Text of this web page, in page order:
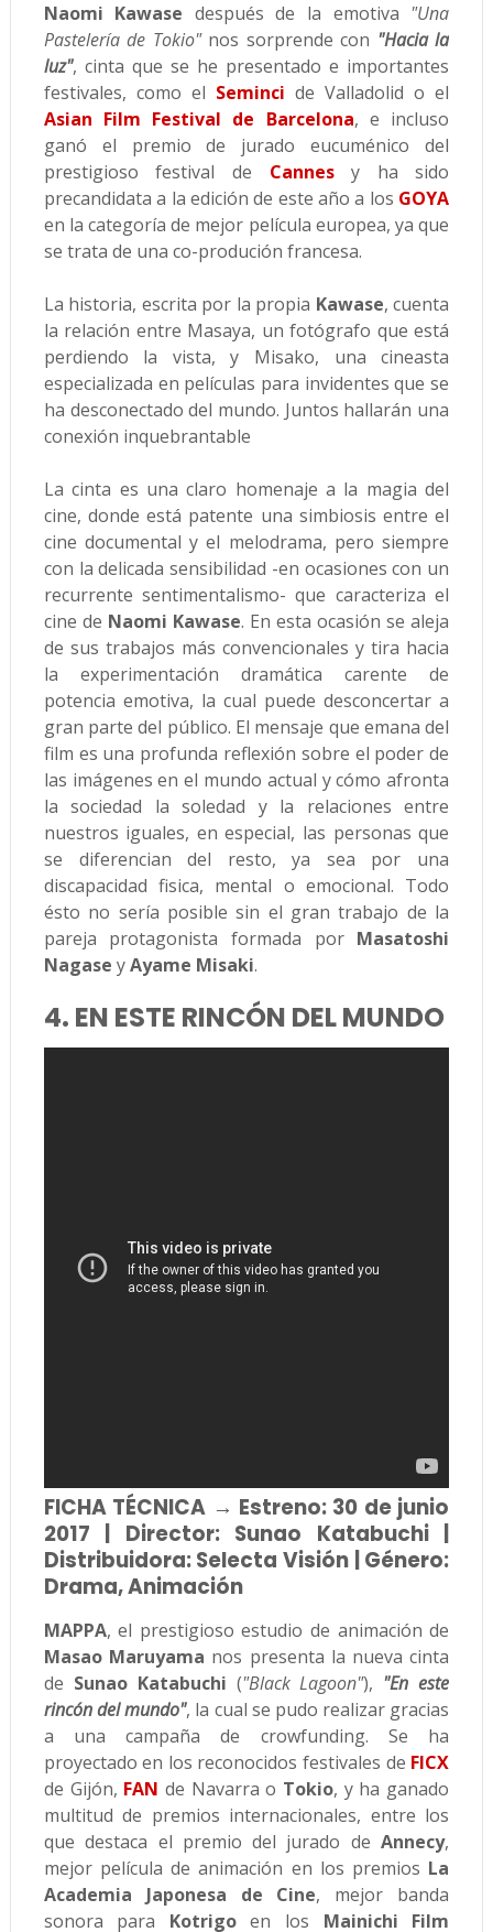
Naomi Kawase después de la emotiva "Una
Pastelería de Tokio"nos sorprende con "Hacia la
luz", cinta que se he presentado e importantes
festivales, como el Seminci de Valladolid o el
Asian Film Festival de Barcelona, e incluso
ganó el premio de jurado eucuménico del
prestigioso festival de Cannes
y ha sido
precandidata a la edición de este año a los GOYA
en la categoría de mejor película europea, ya que
se trata de una co-produción francesa.
La historia, escrita por la propia Kawase, cuenta
la relación entre Masaya, un fotógrafo que está
perdiendo la vista, y Misako, una cineasta
especializada en películas para invidentes que se
ha desconectado del mundo. Juntos hallarán una
conexión inquebrantable
La cinta es una claro homenaje a la magia del
cine, donde está patente una simbiosis entre el
cine documental y el melodrama, pero siempre
con la delicada sensibilidad -en ocasiones con un
recurrente sentimentalismo- que caracteriza el
cine de Naomi Kawase. En esta ocasión se aleja
de sus trabajos más convencionales y tira hacia
la experimentación dramática carente de
potencia emotiva, la cual puede desconcertar a
gran parte del público. El mensaje que emana del
film es una profunda reflexión sobre el poder de
las imágenes en el mundo actual y cómo afronta
la sociedad la soledad y la relaciones entre
nuestros iguales, en especial, las personas que
se diferencian del resto, ya sea por una
discapacidad fisica, mental o emocional. Todo
ésto no sería posible sin el gran trabajo de la
pareja protagonista formada por Masatoshi
Nagase yAyame Misaki.
4. EN ESTE RINCÓN DEL MUNDO
FICHA TÉCNICA → Estreno: 30 de junio
2017 | Director: Sunao Katabuchi |
Distribuidora: Selecta Visión | Género:
Drama, Animación
MAPPA, el prestigioso estudio de animación de
Masao Maruyama nos presenta la nueva cinta
de Sunao Katabuchi ("Black Lagoon"), "En este
rincón del mundo", la cual se pudo realizar gracias
a una campaña de crowfunding. Se ha
proyectado en los reconocidos festivales de FICX
de Gijón, FAN de Navarra o Tokio, y ha ganado
multitud de premios internacionales, entre los
que destaca el premio del jurado deAnnecy,
mejor película de animación en los premios La
Academia Japonesa de Cine, mejor banda
sonora para Kotrigoen los Mainichi Film